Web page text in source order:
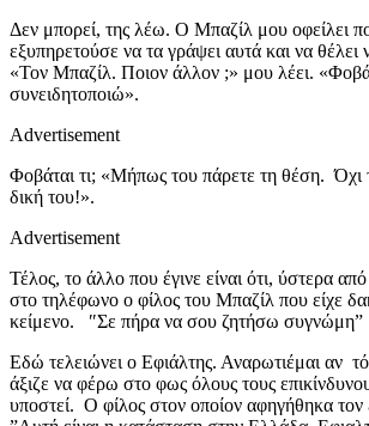
Δεν μπορεί, της λέω. Ο Μπαζίλ μου οφείλει
εξυπηρετούσε να τα γράψει αυτά και να θέλει
«Τον Μπαζίλ. Ποιον άλλον ;» μου λέει.
συνειδητοποιώ».
Advertisement
Φοβάται τι; «Μήπως του πάρετε τη θέση.
δική του!».
Advertisement
Τέλος, το άλλο που έγινε είναι ότι, ύστερα
στο τηλέφωνο ο φίλος του Μπαζίλ που είχε
κείμενο. ″Σε πήρα να σου ζητήσω συγνώμη”
Εδώ τελειώνει ο Εφιάλτης. Αναρωτιέμαι αν
άξιζε να φέρω στο φως όλους τους
υποστεί. Ο φίλος στον οποίον αφηγήθηκα τον